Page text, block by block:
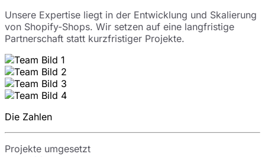
Unsere Expertise liegt in der Entwicklung und Skalierung
von Shopify-Shops. Wir setzen auf eine langfristige
Partnerschaft statt kurzfristiger Projekte.
Die Zahlen
Projekte umgesetzt